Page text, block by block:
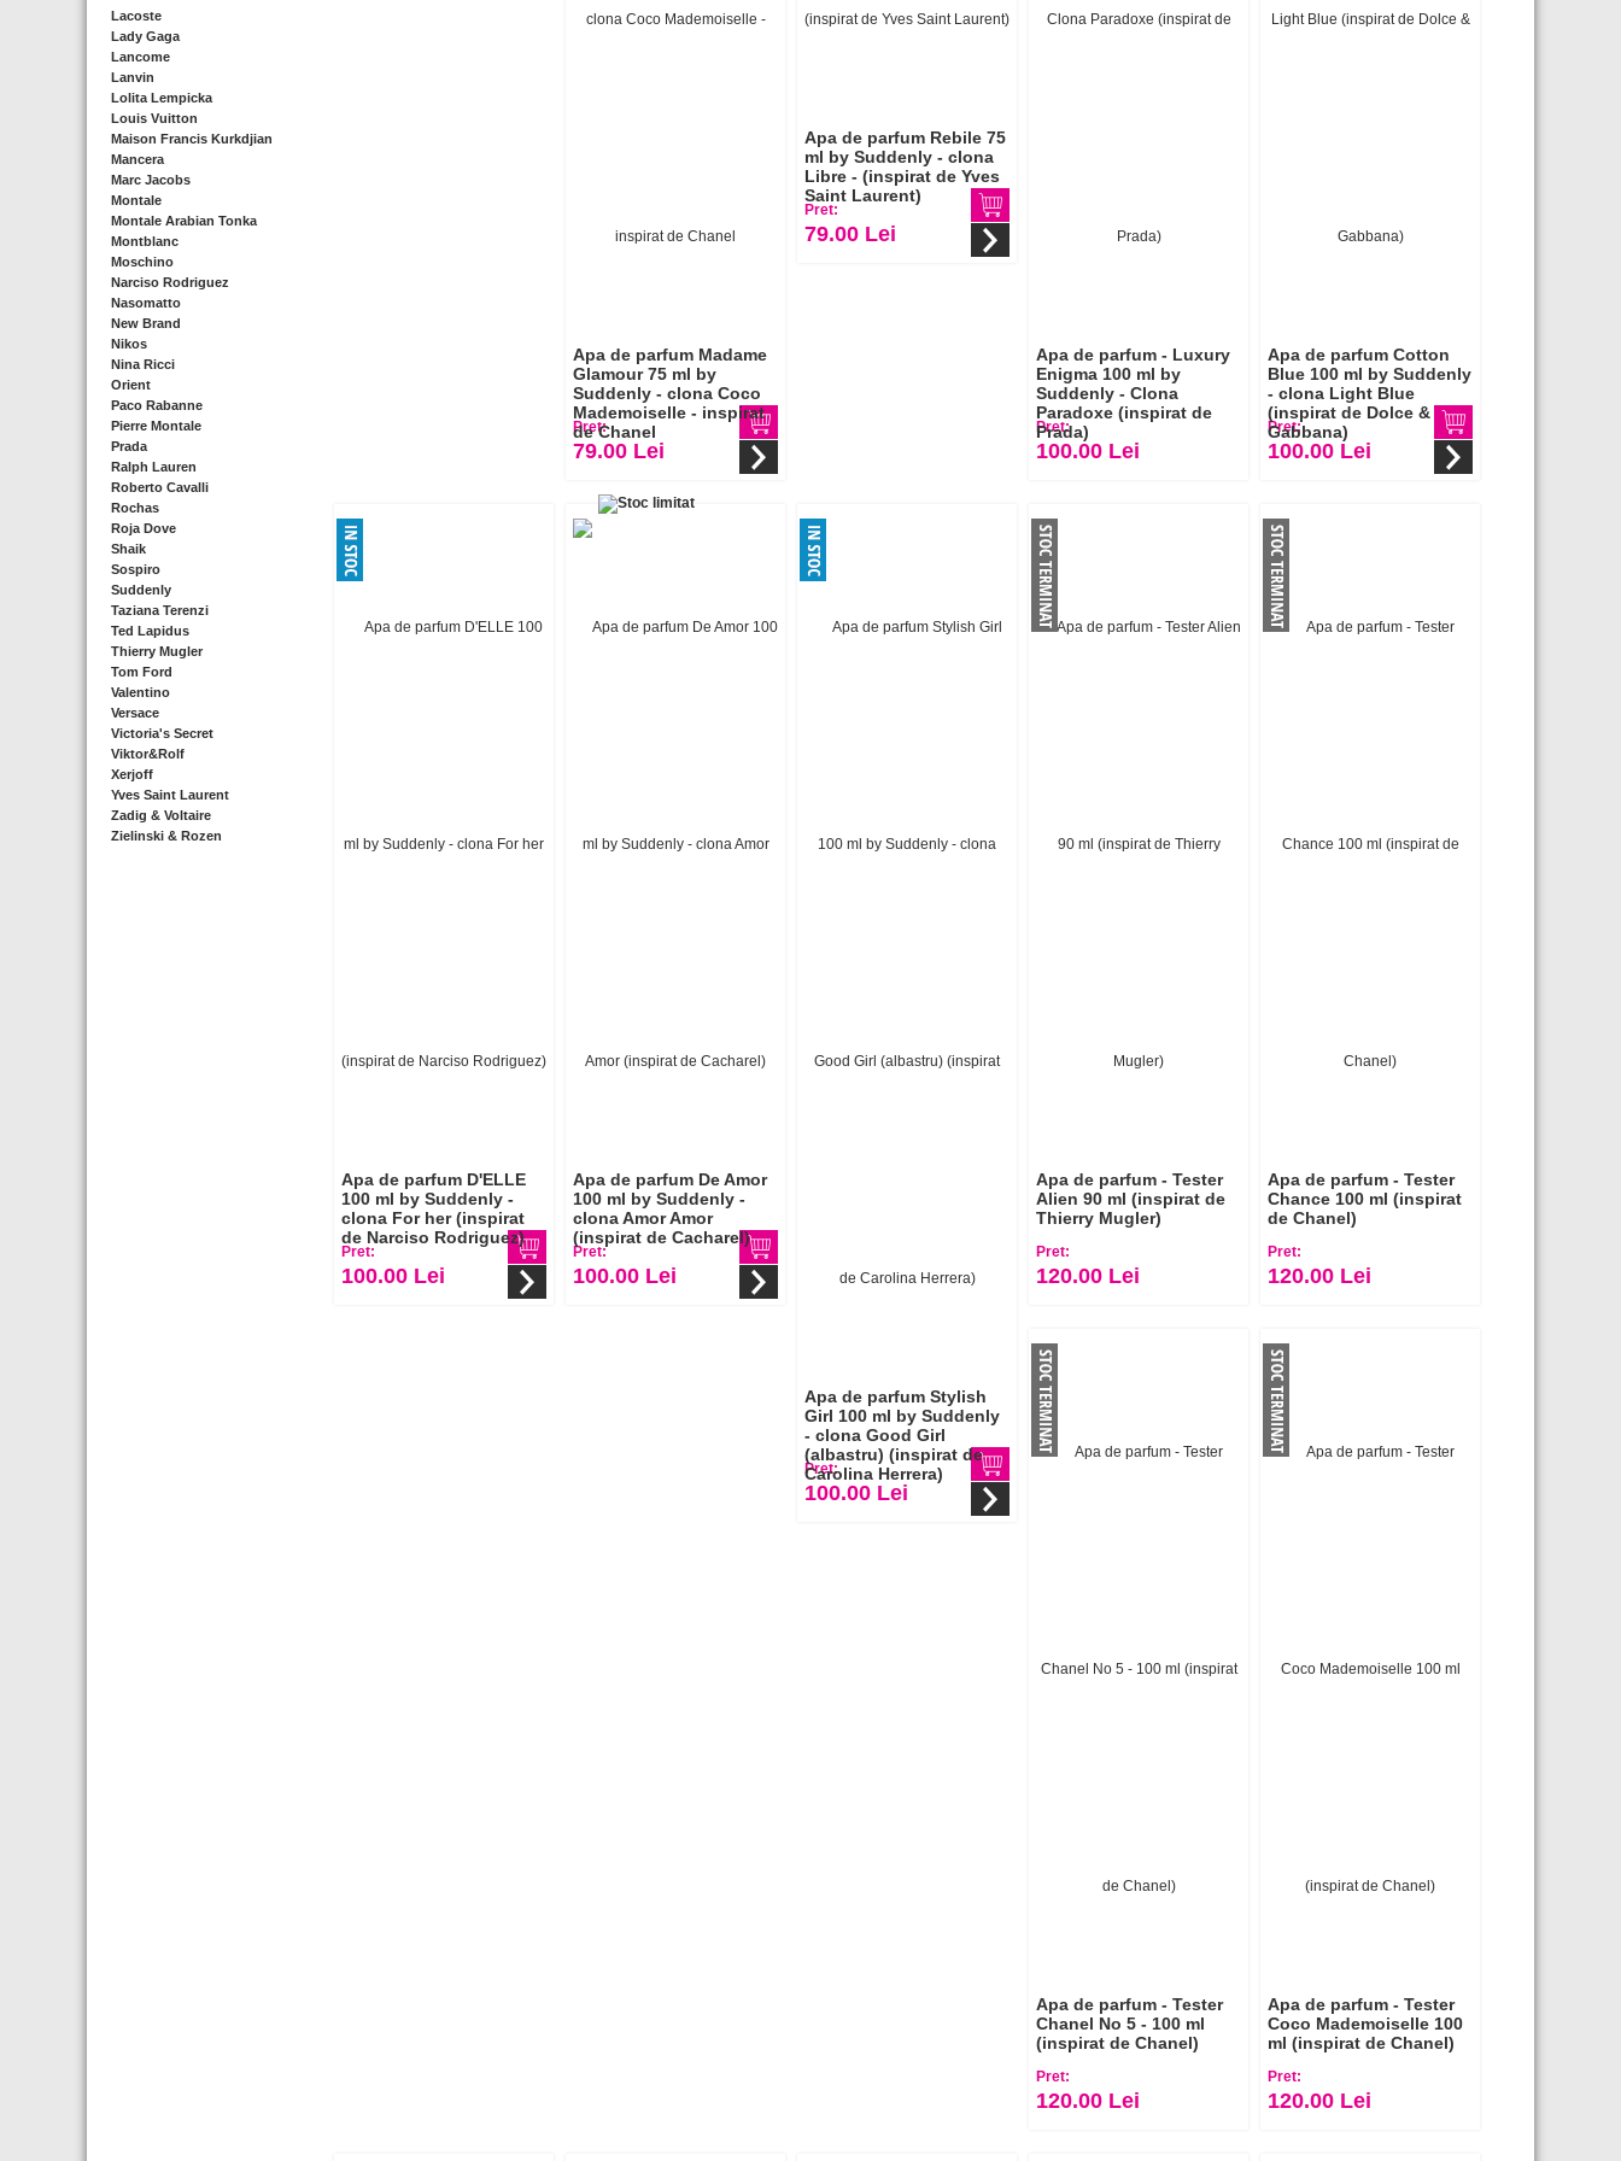
Lacoste
Lady Gaga
Lancome
Lanvin
Lolita Lempicka
Louis Vuitton
Maison Francis Kurkdjian
Mancera
Marc Jacobs
Montale
Montale Arabian Tonka
Montblanc
Moschino
Narciso Rodriguez
Nasomatto
New Brand
Nikos
Nina Ricci
Orient
Paco Rabanne
Pierre Montale
Prada
Ralph Lauren
Roberto Cavalli
Rochas
Roja Dove
Shaik
Sospiro
Suddenly
Taziana Terenzi
Ted Lapidus
Thierry Mugler
Tom Ford
Valentino
Versace
Victoria's Secret
Viktor&Rolf
Xerjoff
Yves Saint Laurent
Zadig & Voltaire
Zielinski & Rozen
Apa de parfum Madame
Glamour 75 ml by
Suddenly - clona Coco
Mademoiselle - inspirat
de Chanel
Pret:
79.00 Lei
Apa de parfum Rebile 75
ml by Suddenly - clona
Libre - (inspirat de Yves
Saint Laurent)
Pret:
79.00 Lei
Apa de parfum - Luxury
Enigma 100 ml by
Suddenly - Clona
Paradoxe (inspirat de
Prada)
Pret:
100.00 Lei
Apa de parfum Cotton
Blue 100 ml by Suddenly
- clona Light Blue
(inspirat de Dolce &
Gabbana)
Pret:
100.00 Lei
Apa de parfum D'ELLE
100 ml by Suddenly -
clona For her (inspirat
de Narciso Rodriguez)
Pret:
100.00 Lei
Apa de parfum De Amor
100 ml by Suddenly -
clona Amor Amor
(inspirat de Cacharel)
Pret:
100.00 Lei
Apa de parfum Stylish
Girl 100 ml by Suddenly
- clona Good Girl
(albastru) (inspirat de
Carolina Herrera)
Pret:
100.00 Lei
Apa de parfum - Tester
Alien 90 ml (inspirat de
Thierry Mugler)
Pret:
120.00 Lei
Apa de parfum - Tester
Chance 100 ml (inspirat
de Chanel)
Pret:
120.00 Lei
Apa de parfum - Tester
Chanel No 5 - 100 ml
(inspirat de Chanel)
Pret:
120.00 Lei
Apa de parfum - Tester
Coco Mademoiselle 100
ml (inspirat de Chanel)
Pret:
120.00 Lei